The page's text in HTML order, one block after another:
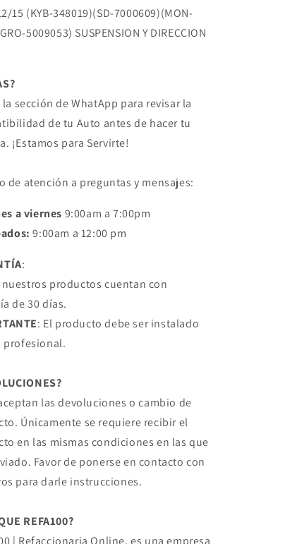
15 (KYB-348019)(SD-7000609)(MON-
5009053) SUSPENSION Y DIRECCION
sección de WhatApp para revisar la
de tu Auto antes de hacer tu
¡Estamos para Servirte!
de atención a preguntas y mensajes:
a viernes 9:00am a 7:00pm
9:00am a 12:00 pm
:
productos cuentan con
de 30 días.
: El producto debe ser instalado
profesional.
las devoluciones o cambio de
Únicamente se requiere recibir el
en las mismas condiciones en las que
Favor de ponerse en contacto con
para darle instrucciones.
REFA100?